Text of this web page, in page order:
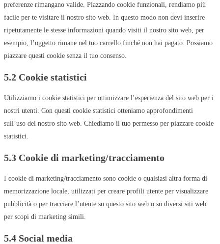
preferenze rimangano valide. Piazzando cookie funzionali, rendiamo più
facile per te visitare il nostro sito web. In questo modo non devi inserire
ripetutamente le stesse informazioni quando visiti il nostro sito web, per
esempio, l’oggetto rimane nel tuo carrello finché non hai pagato. Possiamo
piazzare questi cookie senza il tuo consenso.
5.2 Cookie statistici
Utilizziamo i cookie statistici per ottimizzare l’esperienza del sito web per i
nostri utenti. Con questi cookie statistici otteniamo approfondimenti
sull’uso del nostro sito web. Chiediamo il tuo permesso per piazzare cookie
statistici.
5.3 Cookie di marketing/tracciamento
I cookie di marketing/tracciamento sono cookie o qualsiasi altra forma di
memorizzazione locale, utilizzati per creare profili utente per visualizzare
pubblicità o per tracciare l’utente su questo sito web o su diversi siti web
per scopi di marketing simili.
5.4 Social media